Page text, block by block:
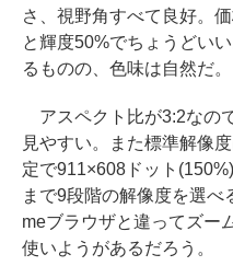
さ、視野角すべて良好。
と輝度50%でちょうどい
るものの、色味は自然だ。
アスペクト比が3:2なの
見やすい。また標準解像
定で911×608ドット
まで9段階の解像度を選
meブラウザと違ってズー
使いようがあるだろう。